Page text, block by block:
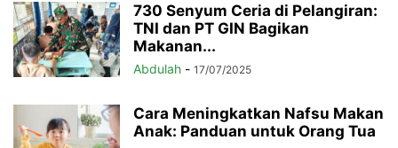
730 Senyum Ceria di Pelangiran:
TNI dan PT GIN Bagikan
Makanan...
Abdulah - 17/07/2025
Cara Meningkatkan Nafsu Makan
Anak: Panduan untuk Orang Tua